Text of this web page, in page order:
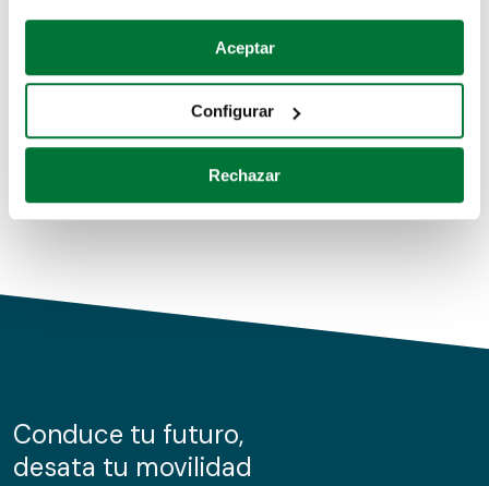
Si lo permite, también quisiéramos:
Recopilar información sobre su ubicación geográfica
Identificar su dispositivo analizándolo activamente
para buscar características específicas (huellas
Obtenga más información sobre cómo se procesan sus
de cookies.
información sobre el uso que haga del sitio web con
nuestros partners de redes sociales, publicidad y análisis
Aceptar
Configurar
Rechazar
Coches de segunda mano
Coches de km0
Conduce tu futuro,
desata tu movilidad